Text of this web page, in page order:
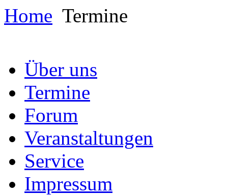
Home Termine
Über uns
Termine
Forum
Veranstaltungen
Service
Impressum